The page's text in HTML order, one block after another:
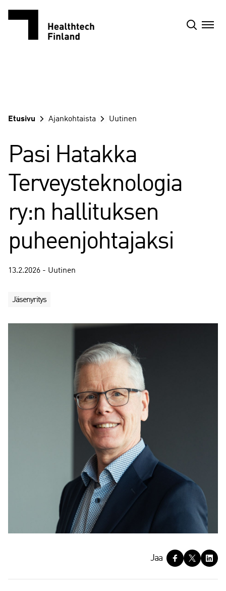
Etusivu Ajankohtaista Uutinen
Pasi Hatakka
Terveysteknologia
ry:n hallituksen
puheenjohtajaksi
13.2.2026 - Uutinen
Jäsenyritys
a
Jaa